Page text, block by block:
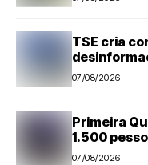
TSE cria
07/08/2026
Primeira
1.500
Capivari
07/08/2026